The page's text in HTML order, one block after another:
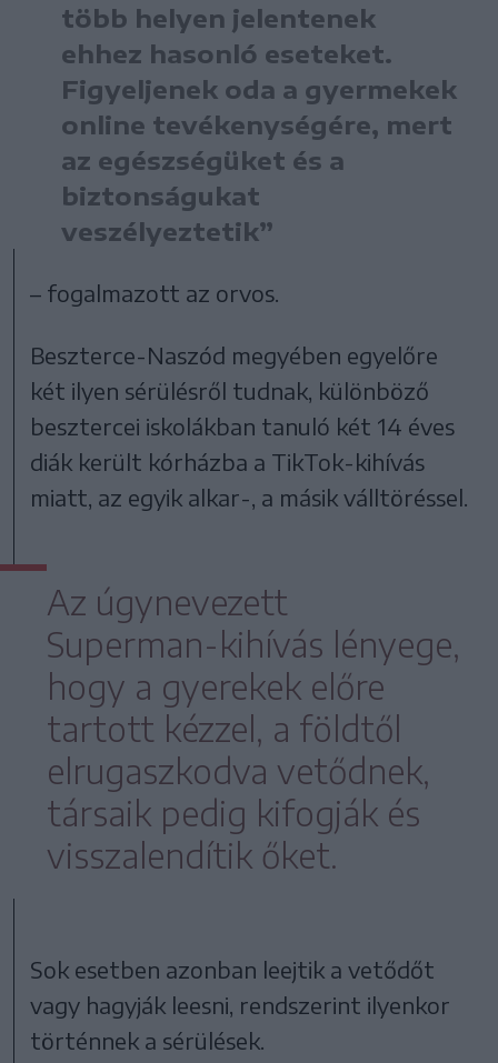
több helyen jelentenek
ehhez hasonló eseteket.
Figyeljenek oda a gyermekek
online tevékenységére, mert
az egészségüket és a
biztonságukat
veszélyeztetik”
– fogalmazott az orvos.
Beszterce-Naszód megyében egyelőre
két ilyen sérülésről tudnak, különböző
besztercei iskolákban tanuló két 14 éves
diák került kórházba a TikTok-kihívás
miatt, az egyik alkar-, a másik válltöréssel.
Az úgynevezett
Superman-kihívás lényege,
hogy a gyerekek előre
tartott kézzel, a földtől
elrugaszkodva vetődnek,
társaik pedig kifogják és
visszalendítik őket.
Sok esetben azonban leejtik a vetődőt
vagy hagyják leesni, rendszerint ilyenkor
történnek a sérülések.